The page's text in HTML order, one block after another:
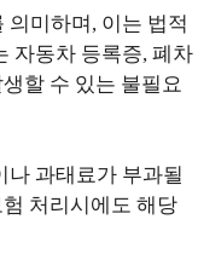
미하며, 이는 법적
자동차 등록증, 폐차
할 수 있는 불필요
나 과태료가 부과될
처리시에도 해당